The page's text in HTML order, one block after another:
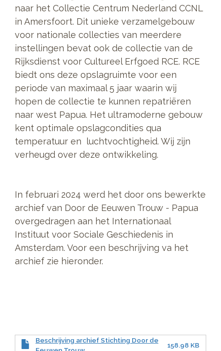
naar het Collectie Centrum Nederland CCNL
in Amersfoort. Dit unieke verzamelgebouw
voor nationale collecties van meerdere
instellingen bevat ook de collectie van de
Rijksdienst voor Cultureel Erfgoed RCE. RCE
biedt ons deze opslagruimte voor een
periode van maximaal 5 jaar waarin wij
hopen de collectie te kunnen repatriëren
naar west Papua. Het ultramoderne gebouw
kent optimale opslagcondities qua
temperatuur en luchtvochtigheid. Wij zijn
verheugd over deze ontwikkeling.
In februari 2024 werd het door ons bewerkte
archief van Door de Eeuwen Trouw - Papua
overgedragen aan het Internationaal
Instituut voor Sociale Geschiedenis in
Amsterdam. Voor een beschrijving va het
archief zie hieronder.
Beschrijving archief Stichting Door de
158.98 KB